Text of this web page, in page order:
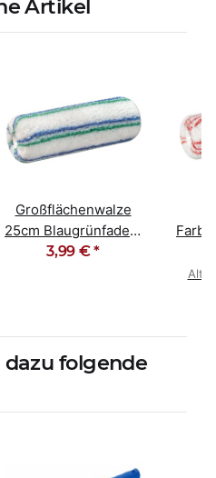
Artikel
Großflächenwalze
25cm Blaugrünfaden,
Polyacryl gewebt
3,99 €*
folgende